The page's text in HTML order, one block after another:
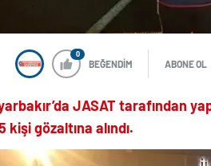
0
BEĞENDİM ABONE OL
JASAT tarafından
kişi gözaltına alındı.